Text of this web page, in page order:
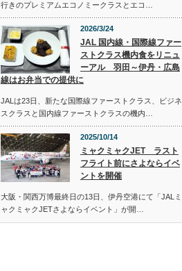
行きのプレミアムエコノミークラスとエコ…
2026/3/24
JAL 国内線・国際線ファー
ストクラス機内食をリニュ
ーアル 羽田～伊丹・広島
線はお弁当での提供に
JALは23日、新たな国際線ファーストクラス、ビジネ
スクラスと国内線ファーストクラスの機内…
2025/10/14
ミャクミャクJET ラスト
フライト前にさよならイベ
ントを開催
大阪・関西万博最終日の13日、伊丹空港にて「JALミ
ャクミャクJETさよならイベント」が開…